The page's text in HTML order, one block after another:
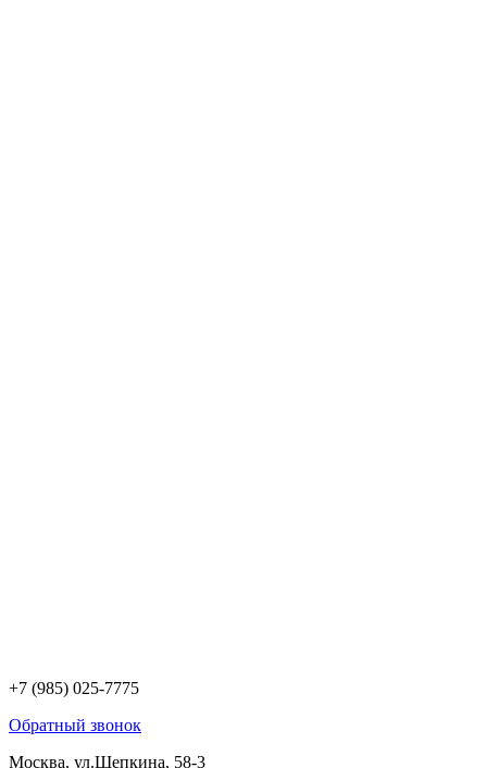
+7 (985) 025-7775
Обратный звонок
Москва, ул.Щепкина, 58-3